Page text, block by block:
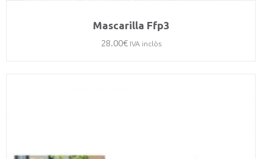
Mascarilla Ffp3
28.00€ IVA inclòs